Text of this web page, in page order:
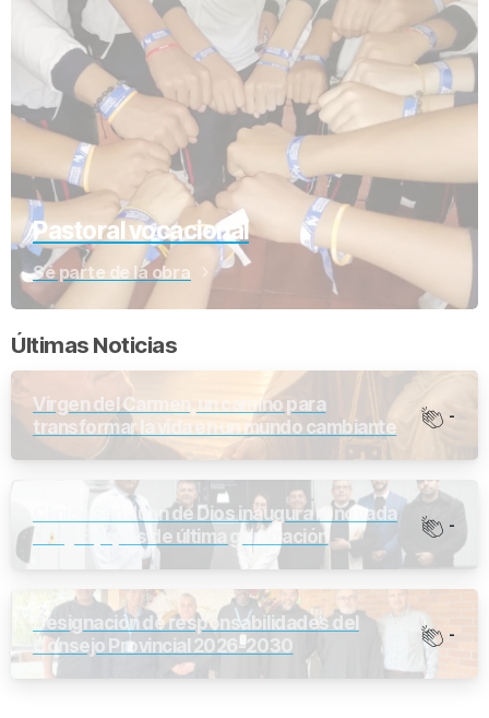
Pastoral vocacional
Sé parte de la obra
Últimas Noticias
Virgen del Carmen, un camino para
transformar la vida en un mundo cambiante
-
Clínica San Juan de Dios inaugura renovada
UCI y Equipos de última generación
-
Designación de responsabilidades del
Consejo Provincial 2026-2030
-